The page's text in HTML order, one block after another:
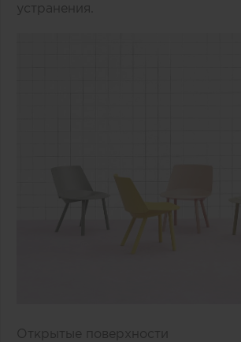
устранения.
Открытые поверхности